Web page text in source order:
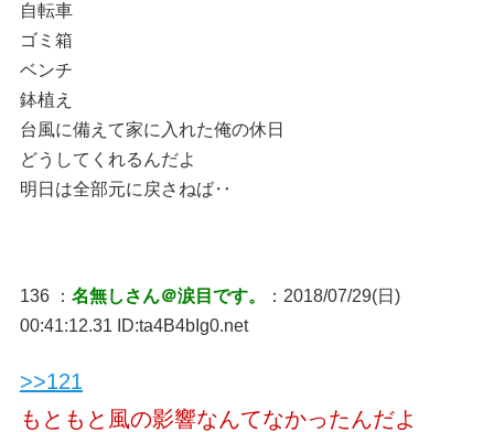
自転車
ゴミ箱
ベンチ
鉢植え
台風に備えて家に入れた俺の休日
どうしてくれるんだよ
明日は全部元に戻さねば‥
136 ： 名無しさん＠涙目です。
：2018/07/29(日)
00:41:12.31 ID:ta4B4bIg0.net
>>121
もともと風の影響なんてなかったんだよ